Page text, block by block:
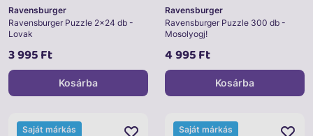
Ravensburger
Ravensburger Puzzle 2x24 db -
Lovak
3 995 Ft
Kosárba
Ravensburger
Ravensburger Puzzle 300 db -
Mosolyogj!
4 995 Ft
Kosárba
Saját márkás Saját márkás